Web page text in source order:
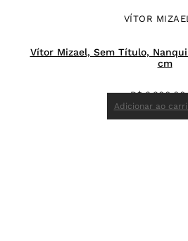
VÍTOR MIZAEL
Vítor Mizael, Sem Título,
cm
R$3.300,00
Adicionar ao